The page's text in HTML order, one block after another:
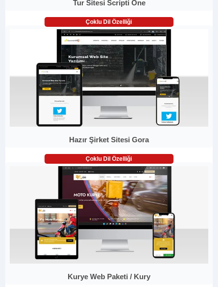
Tur Sitesi Scripti One
Çoklu Dil Özelliği
Hazır Şirket Sitesi Gora
Çoklu Dil Özelliği
Kurye Web Paketi / Kury